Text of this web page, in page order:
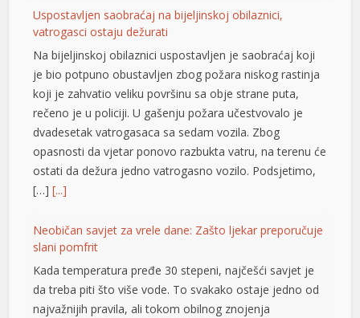
Uspostavljen saobraćaj na bijeljinskoj obilaznici,
vatrogasci ostaju dežurati
Na bijeljinskoj obilaznici uspostavljen je saobraćaj koji
je bio potpuno obustavljen zbog požara niskog rastinja
koji je zahvatio veliku površinu sa obje strane puta,
rečeno je u policiji. U gašenju požara učestvovalo je
dvadesetak vatrogasaca sa sedam vozila. Zbog
opasnosti da vjetar ponovo razbukta vatru, na terenu će
ostati da dežura jedno vatrogasno vozilo. Podsjetimo,
[…][...]
Neobičan savjet za vrele dane: Zašto ljekar preporučuje
slani pomfrit
Kada temperatura pređe 30 stepeni, najčešći savjet je
da treba piti što više vode. To svakako ostaje jedno od
najvažnijih pravila, ali tokom obilnog znojenja